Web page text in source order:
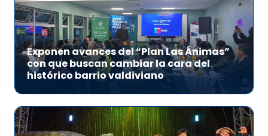
Exponen avances del “Plan Las Ánimas”
con que buscan cambiar la cara del
histórico barrio valdiviano